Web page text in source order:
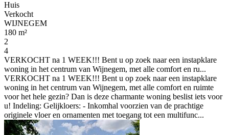
Huis
Verkocht
WIJNEGEM
180 m²
2
4
VERKOCHT na 1 WEEK!!! Bent u op zoek naar een instapklare
woning in het centrum van Wijnegem, met alle comfort en ru...
VERKOCHT na 1 WEEK!!! Bent u op zoek naar een instapklare
woning in het centrum van Wijnegem, met alle comfort en ruimte
voor het hele gezin? Dan is deze charmante woning beslist iets voor
u! Indeling: Gelijkloers: - Inkomhal voorzien van de prachtige
originele vloer en ornamenten met toegang tot een multifunc...